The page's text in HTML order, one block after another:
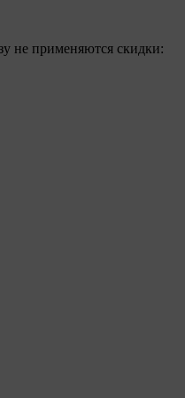
не применяются скидки: